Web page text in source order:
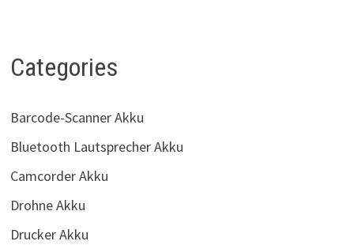
Categories
Barcode-Scanner Akku
Bluetooth Lautsprecher Akku
Camcorder Akku
Drohne Akku
Drucker Akku